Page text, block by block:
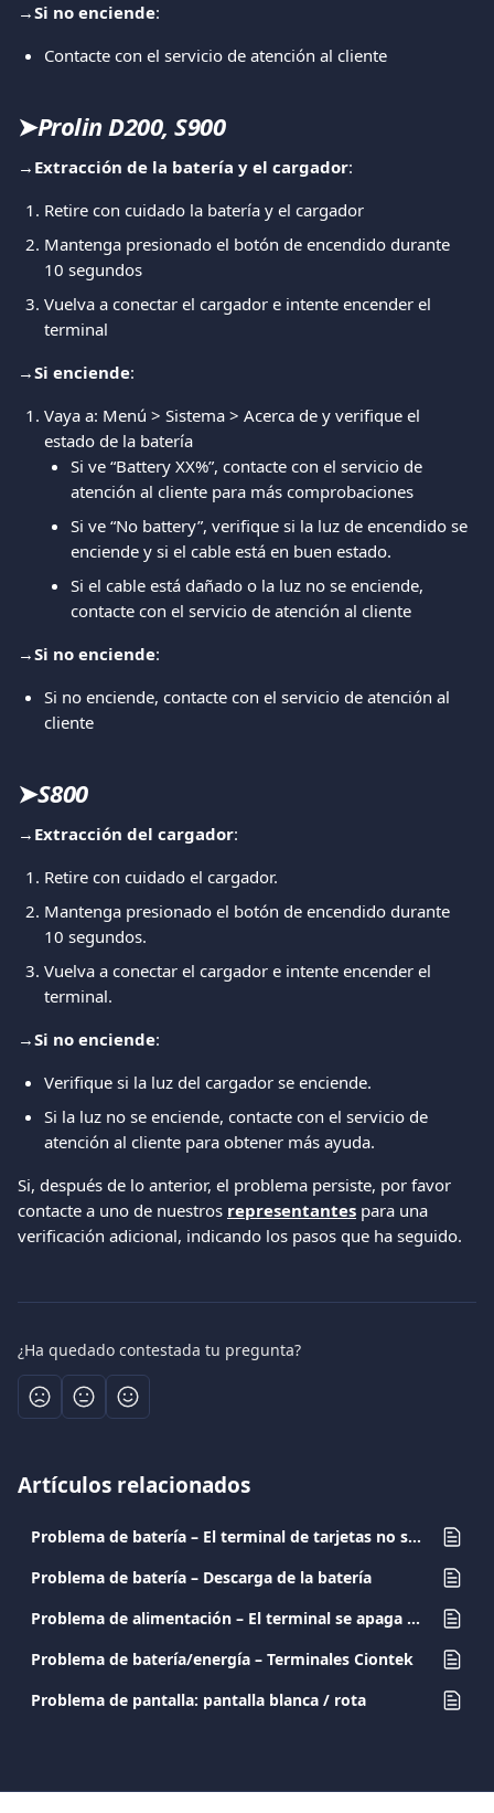
→Si no enciende:
Contacte con el servicio de atención al cliente
➤Prolin D200, S900
→ Extracción de la batería y el cargador:
Retire con cuidado la batería y el cargador
Mantenga presionado el botón de encendido durante
10 segundos
Vuelva a conectar el cargador e intente encender el
terminal
→Si enciende:
Vaya a: Menú > Sistema > Acerca de y verifique el
estado de la batería
Si ve “Battery XX%”, contacte con el servicio de
atención al cliente para más comprobaciones
Si ve “No battery”, verifique si la luz de encendido se
enciende y si el cable está en buen estado.
Si el cable está dañado o la luz no se enciende,
contacte con el servicio de atención al cliente
→Si no enciende:
Si no enciende, contacte con el servicio de atención al
cliente
➤S800
→ Extracción del cargador:
Retire con cuidado el cargador.
Mantenga presionado el botón de encendido durante
10 segundos.
Vuelva a conectar el cargador e intente encender el
terminal.
→Si no enciende:
Verifique si la luz del cargador se enciende.
Si la luz no se enciende, contacte con el servicio de
atención al cliente para obtener más ayuda.
Si, después de lo anterior, el problema persiste, por favor
contacte a uno de nuestros representantes para una
verificación adicional, indicando los pasos que ha seguido.
¿Ha quedado contestada tu pregunta?
Artículos relacionados
Problema de batería – El terminal de tarjetas no se está cargando
Problema de batería – Descarga de la batería
Problema de alimentación – El terminal se apaga durante la impresión
Problema de batería/energía – Terminales Ciontek
Problema de pantalla: pantalla blanca / rota